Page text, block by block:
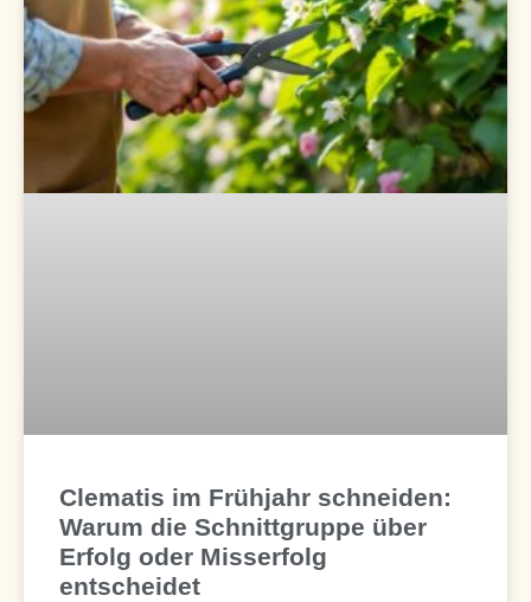
Clematis im Frühjahr schneiden:
Warum die Schnittgruppe über
Erfolg oder Misserfolg
entscheidet